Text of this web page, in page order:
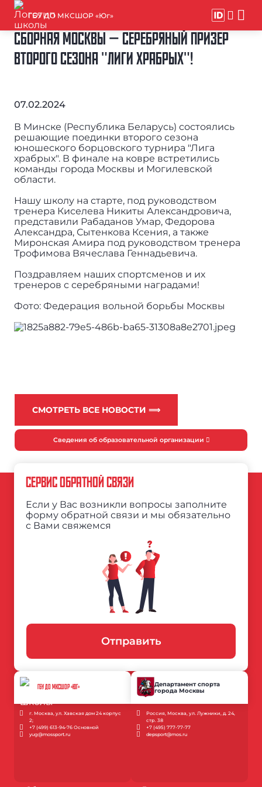
ГБУ ДО МКСШОР «Юг»
СБОРНАЯ МОСКВЫ — СЕРЕБРЯНЫЙ ПРИЗЕР
ВТОРОГО СЕЗОНА "ЛИГИ ХРАБРЫХ"!
07.02.2024
В Минске (Республика Беларусь) состоялись
решающие поединки второго сезона
юношеского борцовского турнира "Лига
храбрых". В финале на ковре встретились
команды города Москвы и Могилевской
области.
Нашу школу на старте, под руководством
тренера Киселева Никиты Александровича,
представили Рабаданов Умар, Федорова
Александра, Сытенкова Ксения, а также
Миронская Амира под руководством тренера
Трофимова Вячеслава Геннадьевича.
Поздравляем наших спортсменов и их
тренеров с серебряными наградами!
Фото: Федерация вольной борьбы Москвы
СМОТРЕТЬ ВСЕ НОВОСТИ ⟹
Сведения об образовательной организации
СЕРВИС ОБРАТНОЙ СВЯЗИ
Если у Вас возникли вопросы заполните
форму обратной связи и мы обязательно
с Вами свяжемся
Отправить
ГБУ ДО МКСШОР «ЮГ»
г. Москва, ул. Хавская дом 24 корпус
2;
+7 (499) 613-94-76 Основной
yug@mossport.ru
Департамент спорта
города Москвы
Россия, Москва, ул. Лужники, д. 24,
стр. 38
+7 (495) 777-77-77
depsport@mos.ru